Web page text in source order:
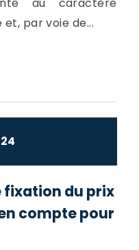
par voie de...
fixation du prix
compte pour